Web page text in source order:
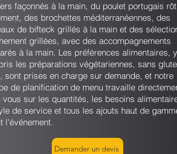
façonnés à la main, du poulet portugais
des brochettes méditerranéennes, des
de bifteck grillés à la main et des
grillées, avec des accompagnements
à la main. Les préférences alimentaires, y
les préparations végétariennes, sans
sont prises en charge sur demande, et notre
de planification de menu travaille
vous sur les quantités, les besoins
de service et tous les ajouts haut de
l'événement.
Demander un devis